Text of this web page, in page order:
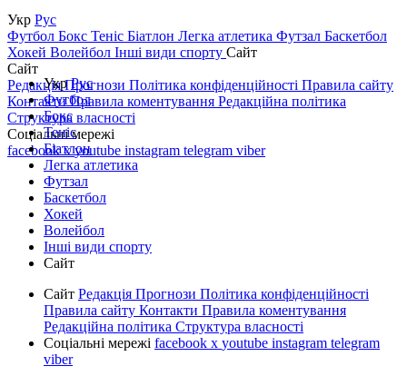
Укр Рус
Футбол Бокс Теніс Біатлон Легка атлетика Футзал Баскетбол
Хокей Волейбол Інші види спорту Сайт
Сайт
РедакціяПрогнози Політика конфіденційності Правила сайту
КонтактиПравила коментування Редакційна політика
Структура власності
Соціальні мережі
facebookxyoutube instagram telegram viber
УкрРус
Футбол
Бокс
Теніс
Біатлон
Легка атлетика
Футзал
Баскетбол
Хокей
Волейбол
Інші види спорту
Сайт
Сайт Редакція Прогнози Політика конфіденційності
Правила сайту Контакти Правила коментування
Редакційна політика Структура власності
Соціальні мережі facebook x youtube instagram telegram
viber